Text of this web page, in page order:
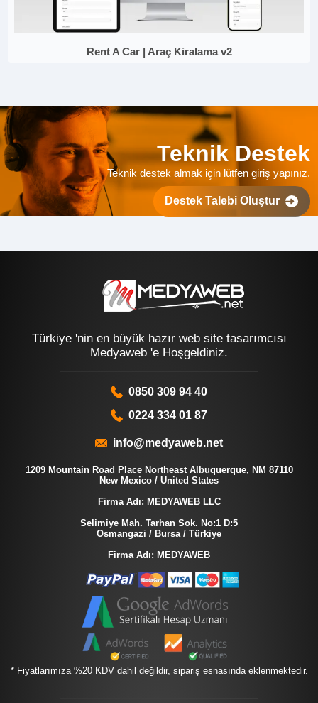
Rent A Car | Araç Kiralama v2
Teknik Destek
Teknik destek almak için lütfen giriş yapınız.
Destek Talebi Oluştur
Türkiye 'nin en büyük hazır web site tasarımcısı
Medyaweb 'e Hoşgeldiniz.
0850 309 94 40
0224 334 01 87
info@medyaweb.net
1209 Mountain Road Place Northeast Albuquerque, NM 87110
New Mexico / United States
Firma Adı: MEDYAWEB LLC
Selimiye Mah. Tarhan Sok. No:1 D:5
Osmangazi / Bursa / Türkiye
Firma Adı: MEDYAWEB
* Fiyatlarımıza %20 KDV dahil değildir, sipariş esnasında eklenmektedir.